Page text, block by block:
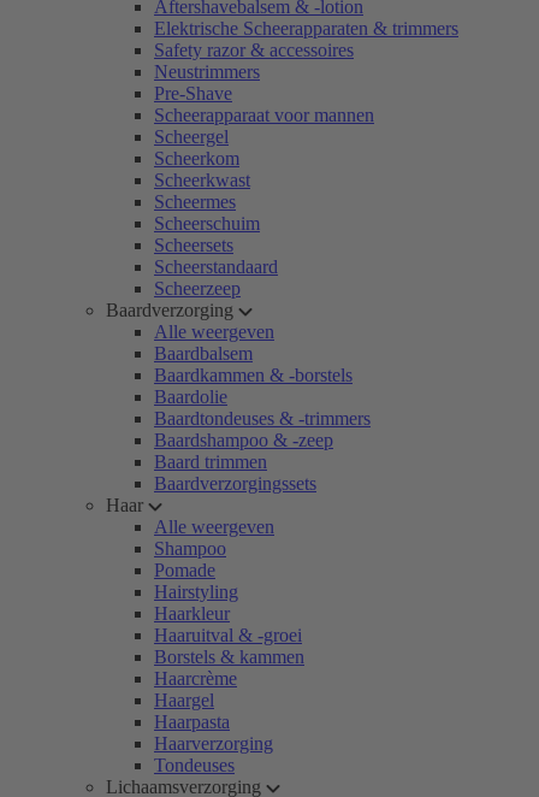
Aftershavebalsem & -lotion
Elektrische Scheerapparaten & trimmers
Safety razor & accessoires
Neustrimmers
Pre-Shave
Scheerapparaat voor mannen
Scheergel
Scheerkom
Scheerkwast
Scheermes
Scheerschuim
Scheersets
Scheerstandaard
Scheerzeep
Baardverzorging
Alle weergeven
Baardbalsem
Baardkammen & -borstels
Baardolie
Baardtondeuses & -trimmers
Baardshampoo & -zeep
Baard trimmen
Baardverzorgingssets
Haar
Alle weergeven
Shampoo
Pomade
Hairstyling
Haarkleur
Haaruitval & -groei
Borstels & kammen
Haarcrème
Haargel
Haarpasta
Haarverzorging
Tondeuses
Lichaamsverzorging